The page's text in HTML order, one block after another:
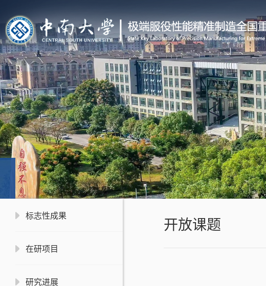
标志性成果
在研项目
研究进展
开放课题